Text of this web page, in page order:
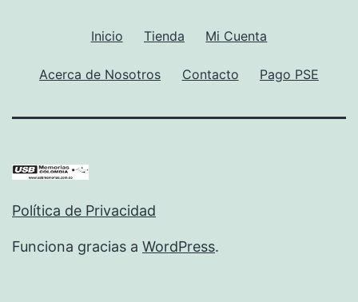
Inicio Tienda Mi Cuenta
Acerca de Nosotros Contacto Pago PSE
Política de Privacidad
Funciona gracias a WordPress.